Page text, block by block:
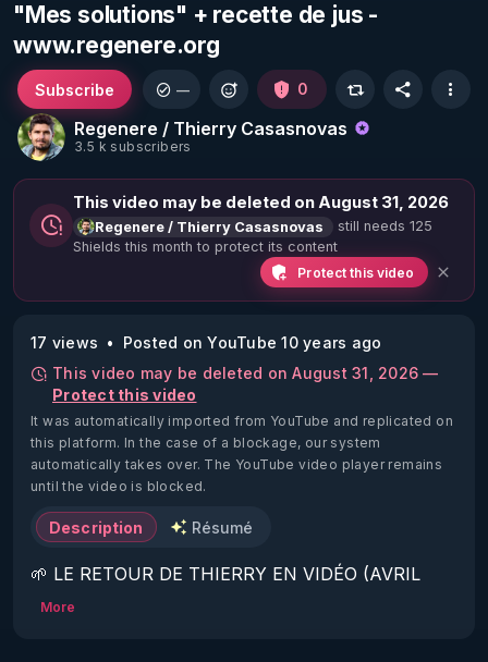
"Mes solutions" + recette de jus -
www.regenere.org
Regenere / Thierry Casasnovas
3.5 k subscribers
Subscribe — 0
This video may be deleted on August 31, 2026
Regenere / Thierry Casasnovas
still needs 125
Shields this month to protect its content
Protect this video
17 views
Posted on YouTube 10 years ago
This video may be deleted on August 31, 2026 —
Protect this video
It was automatically imported from YouTube and replicated on
this platform. In the case of a blockage, our system
automatically takes over. The YouTube video player remains
until the video is blocked.
Description Résumé
🌱 LE RETOUR DE THIERRY EN VIDÉO (AVRIL
2022)!
More